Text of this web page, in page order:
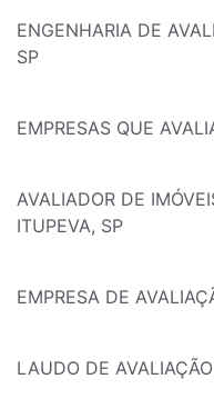
ENGENHARIA DE
SP
EMPRESAS QUE
AVALIADOR DE
ITUPEVA, SP
EMPRESA DE
LAUDO DE